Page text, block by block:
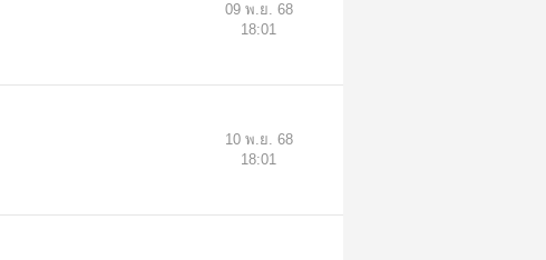
09 พ.ย. 68
18:01
10 พ.ย. 68
18:01